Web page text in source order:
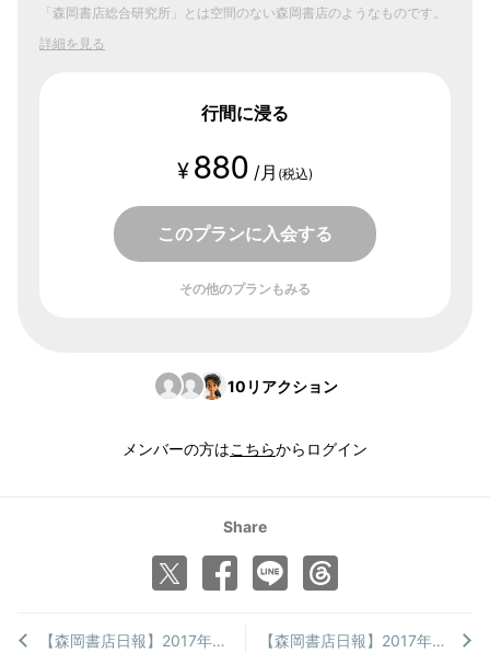
「森岡書店総合研究所」とは空間のない森岡書店のようなものです。
詳細を見る
行間に浸る
¥ 880 /月 (税込)
このプランに入会する
その他のプランもみる
10 リアクション
メンバーの方はこちらからログイン
Share
【森岡書店日報】2017年7月29日 【森岡書店日報】2017年7月27日